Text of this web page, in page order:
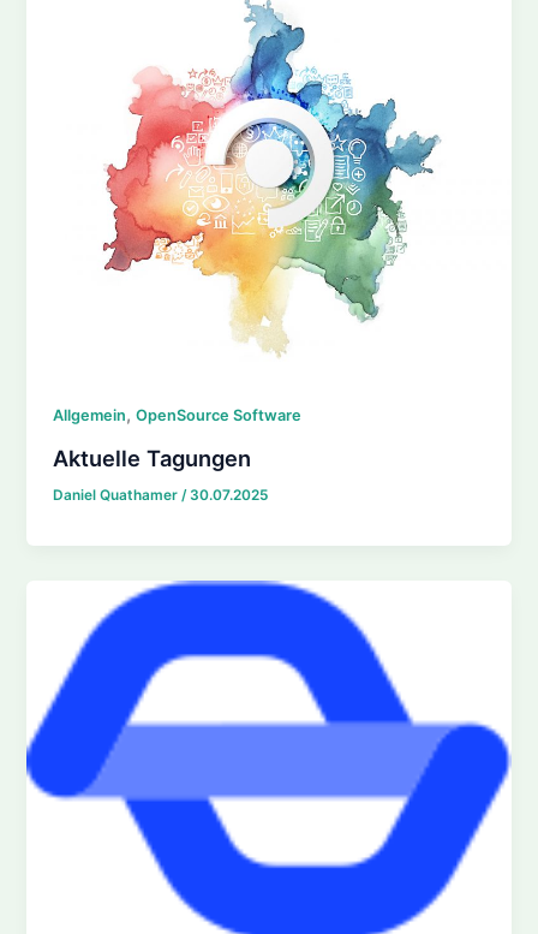
Allgemein,OpenSource Software
Aktuelle Tagungen
Daniel Quathamer / 30.07.2025